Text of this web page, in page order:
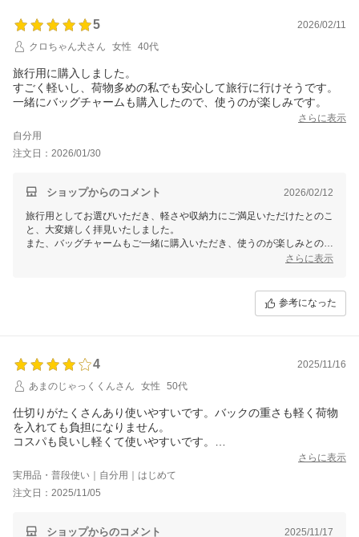
5
2026/02/11
クロちゃん犬さん
女性 40代
旅行用に購入しました。
すごく軽いし、荷物多めの私でも安心して旅行に行けそうです。
一緒にバッグチャームも購入したので、使うのが楽しみです。
さらに表示
自分用
注文日：2026/01/30
ショップからのコメント 2026/02/12
旅行用としてお選びいただき、軽さや収納力にご満足いただけたとのこ
と、大変嬉しく拝見いたしました。
また、バッグチャームもご一緒に購入いただき、使うのが楽しみとのお
さらに表示
参考になった
4
2025/11/16
あまのじゃっくくんさん
女性 50代
仕切りがたくさんあり使いやすいです。バックの重さも軽く荷物
を入れても負担になりません。
コスパも良いし軽くて使いやすいです。
ただ、ペットボトルを入れる仕切りもあるのですが入れるとバッ
クの偏りが大きいのが少し残念なのと
持ち手のレザーの縫い目の針穴が白く目立つ箇所があるのが気に
なってしまいました。
さらに表示
実用品・普段使い｜自分用｜はじめて
注文日：2025/11/05
ショップからのコメント 2025/11/17